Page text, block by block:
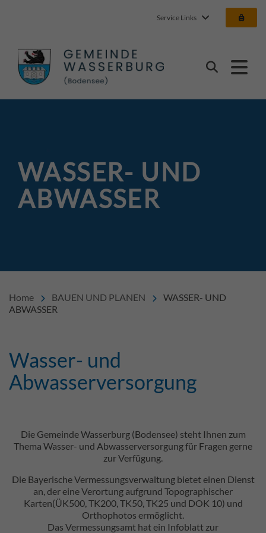
Service Links
Suchen
WASSER- UND
ABWASSER
Home BAUEN UND PLANEN
WASSER- UND
ABWASSER
Einleitung
Wasser- und
Abwasserversorgung
Die Gemeinde Wasserburg (Bodensee) steht Ihnen zum
Thema Wasser- und Abwasserversorgung für Fragen gerne
zur Verfügung.
Die Bayerische Vermessungsverwaltung bietet einen Dienst
an, der eine Verortung aufgrund Topographischer
Karten(ÜK500, TK200, TK50, TK25 und DOK 10) und
Orthophotos ermöglicht.
Das Vermessungsamt hat ein Infoblatt zur